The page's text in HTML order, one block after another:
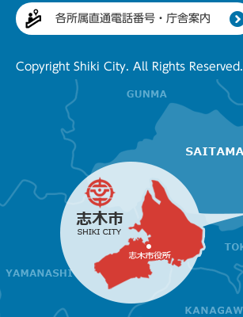
各所属直通電話番号・庁舎案内
Copyright Shiki City. All Rights Reserved.